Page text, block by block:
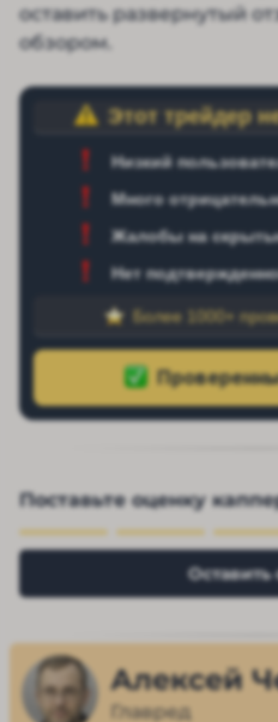
оставить развернутый
обзором.
Этот трейдер
Низкий
Много
Жалобы на
Нет
Более 1000+
Поставьте оценку
Оставить
Алексей
Главред